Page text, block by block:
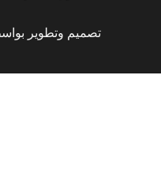
تصميم وتطوير بواسطة@ Be Digital Agency